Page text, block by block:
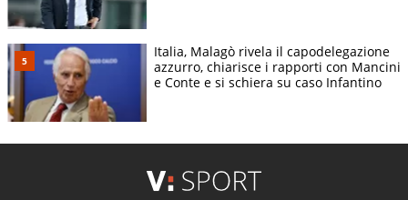
Italia, Malagò rivela il capodelegazione
azzurro, chiarisce i rapporti con Mancini
e Conte e si schiera su caso Infantino